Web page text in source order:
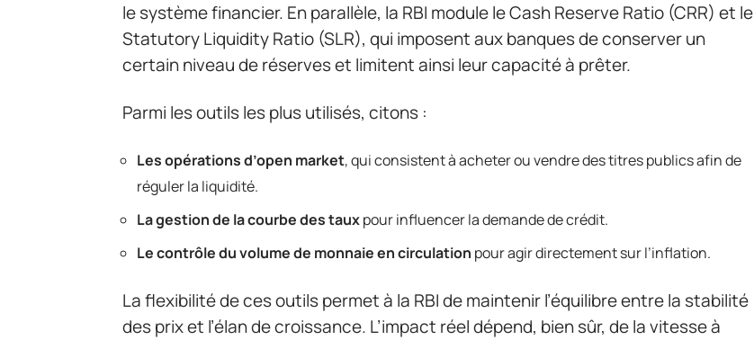
le système financier. En parallèle, la RBI module le Cash Reserve Ratio (CRR) et le
Statutory Liquidity Ratio (SLR), qui imposent aux banques de conserver un
certain niveau de réserves et limitent ainsi leur capacité à prêter.
Parmi les outils les plus utilisés, citons :
Les opérations d’open market, qui consistent à acheter ou vendre des titres publics afin de
réguler la liquidité.
La gestion de la courbe des tauxpour influencer la demande de crédit.
Le contrôle du volume de monnaie en circulation pour agir directement sur l’inflation.
La flexibilité de ces outils permet à la RBI de maintenir l’équilibre entre la stabilité
des prix et l’élan de croissance. L’impact réel dépend, bien sûr, de la vitesse à